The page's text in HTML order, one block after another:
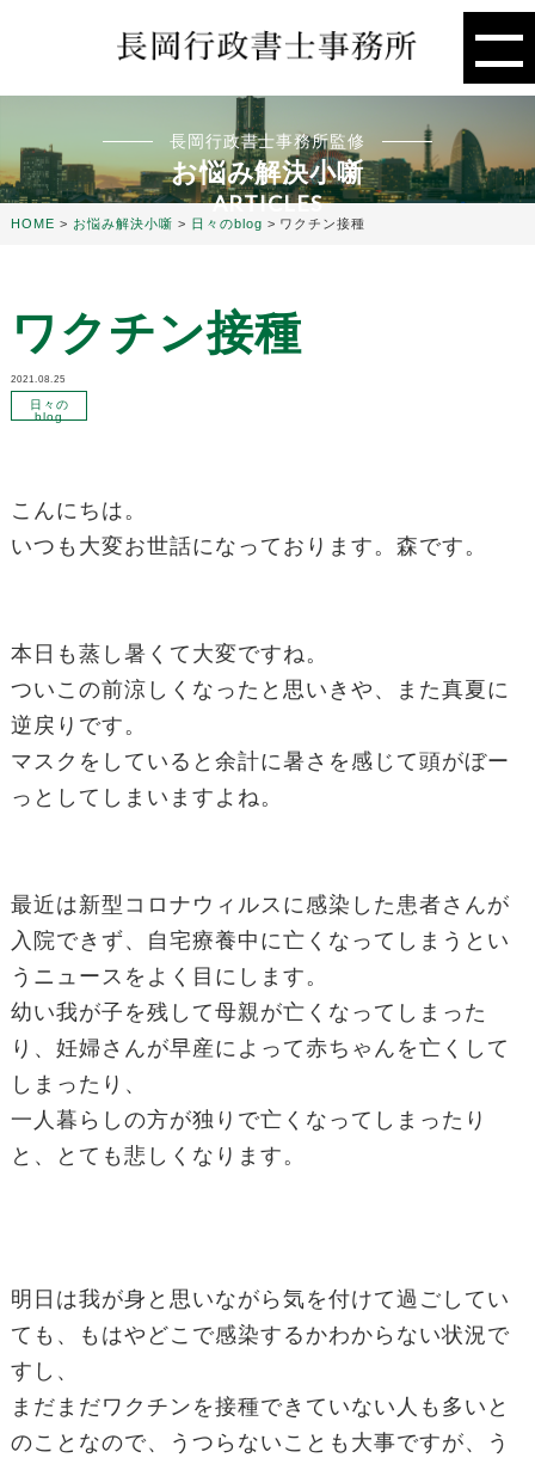
長岡行政書士事務所監修
お悩み解決小噺
ARTICLES
HOME > お悩み解決小噺 > 日々のblog > ワクチン接種
ワクチン接種
2021.08.25
日々の
blog
こんにちは。
いつも大変お世話になっております。森です。
本日も蒸し暑くて大変ですね。
ついこの前涼しくなったと思いきや、また真夏に
逆戻りです。
マスクをしていると余計に暑さを感じて頭がぼー
っとしてしまいますよね。
最近は新型コロナウィルスに感染した患者さんが
入院できず、自宅療養中に亡くなってしまうとい
うニュースをよく目にします。
幼い我が子を残して母親が亡くなってしまった
り、妊婦さんが早産によって赤ちゃんを亡くして
しまったり、
一人暮らしの方が独りで亡くなってしまったり
と、とても悲しくなります。
明日は我が身と思いながら気を付けて過ごしてい
ても、もはやどこで感染するかわからない状況で
すし、
まだまだワクチンを接種できていない人も多いと
のことなので、うつらないことも大事ですが、う